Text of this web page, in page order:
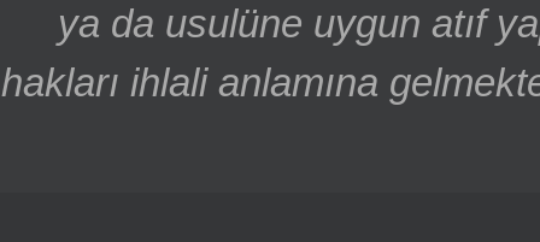
ya da usulüne uygun atıf
hakları ihlali anlamına